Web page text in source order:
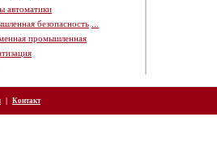
автоматики
безопасность
промышленная
| Контакт